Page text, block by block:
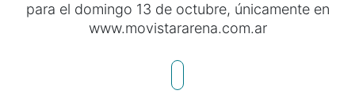
para el domingo 13 de octubre, únicamente en
www.movistararena.com.ar